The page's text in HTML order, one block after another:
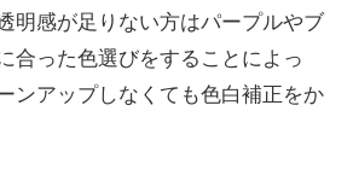
明感が足りない方はパープルやブ
合った色選びをすることによっ
ンアップしなくても色白補正をか